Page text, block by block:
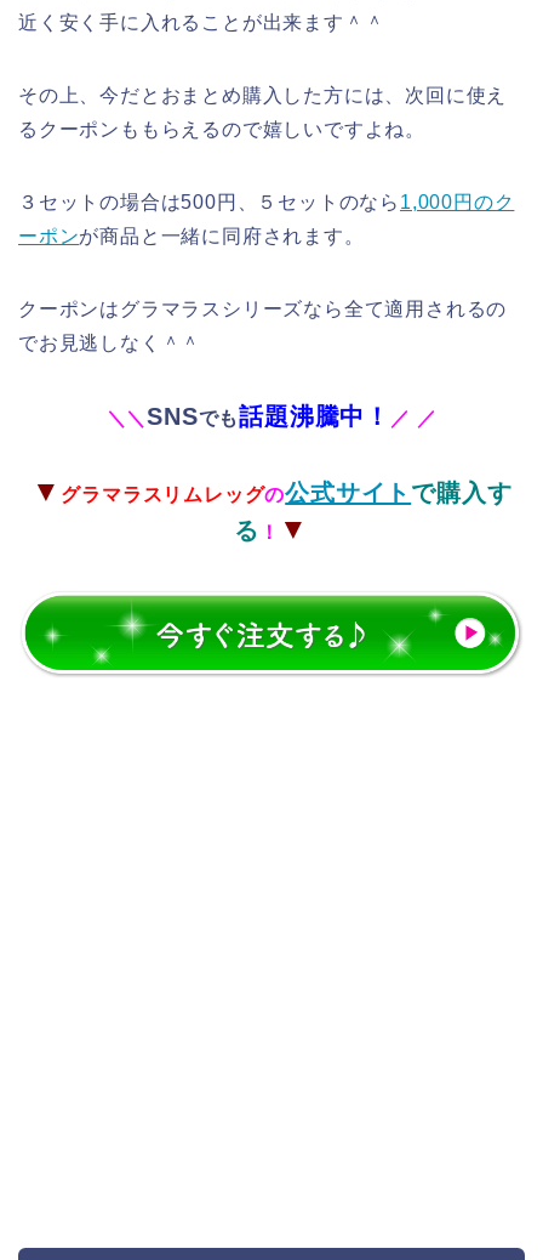
近く安く手に入れることが出来ます＾＾
その上、今だとおまとめ購入した方には、次回に使え
るクーポンももらえるので嬉しいですよね。
３セットの場合は500円、５セットのなら 1,000円のク
ーポンが商品と一緒に同府されます。
クーポンはグラマラスシリーズなら全て適用されるの
でお見逃しなく＾＾
＼ ＼SNSでも話題沸騰中！ ／ ／
▼ グラマラスリムレッグの公式サイト で購入す
る ！ ▼